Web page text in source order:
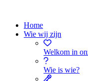
Home
Wie wij zijn
Welkom in
Wie is wie?